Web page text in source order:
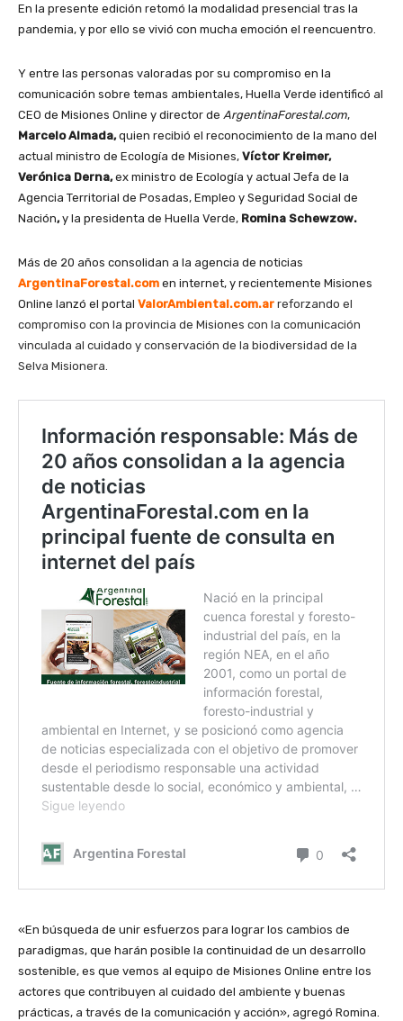
En la presente edición retomó la modalidad presencial tras la
pandemia, y por ello se vivió con mucha emoción el reencuentro.
Y entre las personas valoradas por su compromiso en la
comunicación sobre temas ambientales, Huella Verde identificó al
CEO de Misiones Online y director de ArgentinaForestal.com,
Marcelo Almada,quien recibió el reconocimiento de la mano del
actual ministro de Ecología de Misiones, Víctor Kreimer,
Verónica Derna,ex ministro de Ecología y actual Jefa de la
Agencia Territorial de Posadas, Empleo y Seguridad Social de
Nación,y la presidenta de Huella Verde, Romina Schewzow.
Más de 20 años consolidan a la agencia de noticias
ArgentinaForestal.com en internet, y recientemente Misiones
Online lanzó el portal ValorAmbiental.com.ar reforzando el
compromiso con la provincia de Misiones con la comunicación
vinculada al cuidado y conservación de la biodiversidad de la
Selva Misionera.
«En búsqueda de unir esfuerzos para lograr los cambios de
paradigmas, que harán posible la continuidad de un desarrollo
sostenible, es que vemos al equipo de Misiones Online entre los
actores que contribuyen al cuidado del ambiente y buenas
prácticas, a través de la comunicación y acción», agregó Romina.